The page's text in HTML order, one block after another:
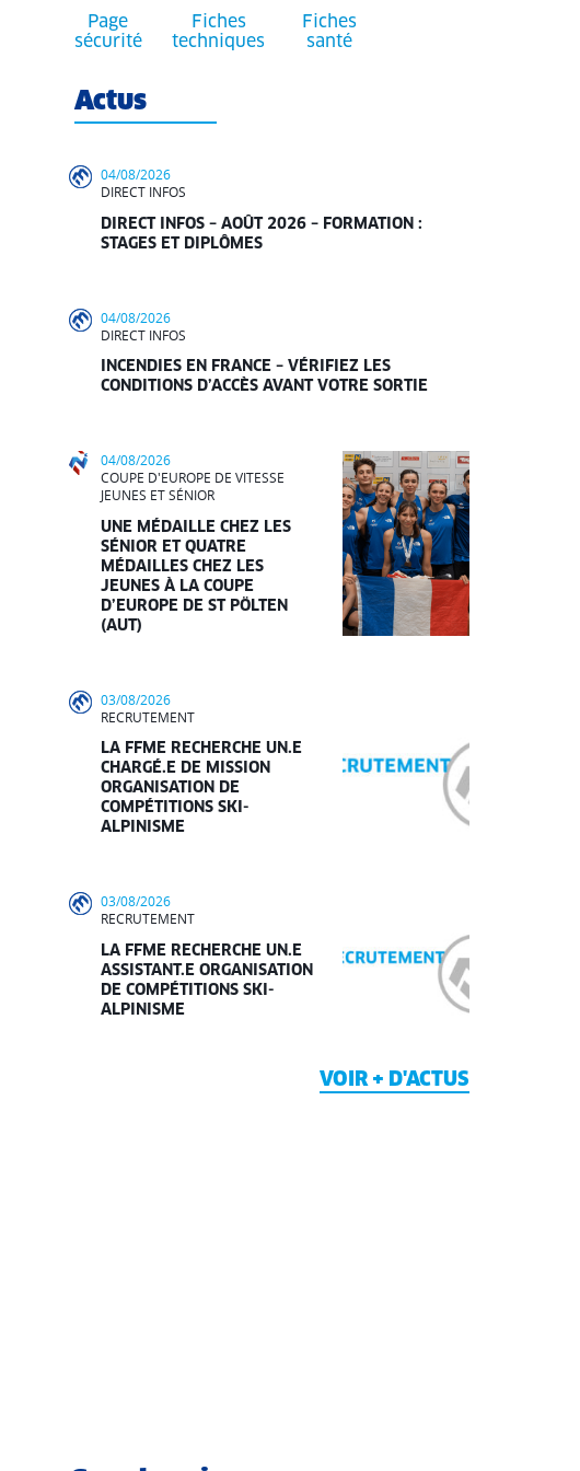
Page
sécurité
Fiches
techniques
Fiches
santé
Actus
04/08/2026
DIRECT INFOS
DIRECT INFOS – AOÛT 2026 – FORMATION :
STAGES ET DIPLÔMES
04/08/2026
DIRECT INFOS
INCENDIES EN FRANCE – VÉRIFIEZ LES
CONDITIONS D’ACCÈS AVANT VOTRE SORTIE
04/08/2026
COUPE D'EUROPE DE VITESSE
JEUNES ET SÉNIOR
UNE MÉDAILLE CHEZ LES
SÉNIOR ET QUATRE
MÉDAILLES CHEZ LES
JEUNES À LA COUPE
D’EUROPE DE ST PÖLTEN
(AUT)
03/08/2026
RECRUTEMENT
LA FFME RECHERCHE UN.E
CHARGÉ.E DE MISSION
ORGANISATION DE
COMPÉTITIONS SKI-
ALPINISME
03/08/2026
RECRUTEMENT
LA FFME RECHERCHE UN.E
ASSISTANT.E ORGANISATION
DE COMPÉTITIONS SKI-
ALPINISME
VOIR + D'ACTUS